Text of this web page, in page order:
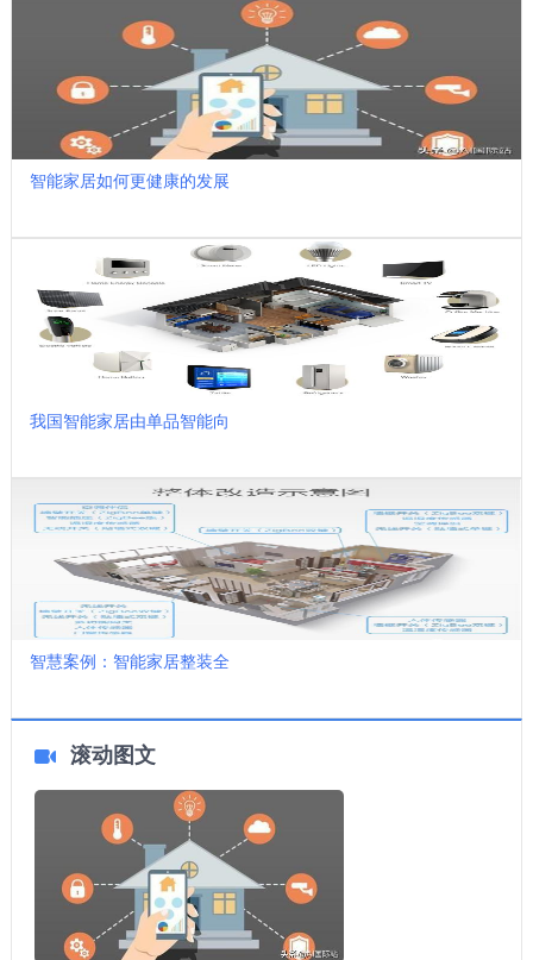
智能家居如何更健康的发展
我国智能家居由单品智能向
智慧案例：智能家居整装全
滚动图文